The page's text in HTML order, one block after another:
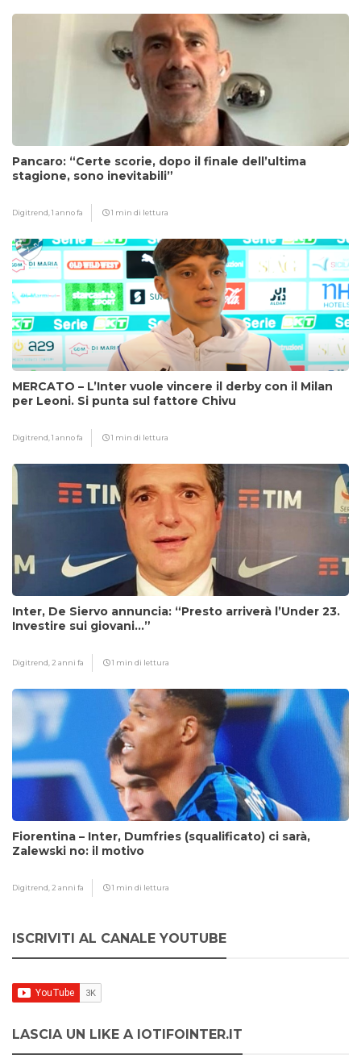
Pancaro: “Certe scorie, dopo il finale dell’ultima
stagione, sono inevitabili”
Digitrend,1 anno fa 1 min di lettura
MERCATO – L’Inter vuole vincere il derby con il Milan
per Leoni. Si punta sul fattore Chivu
Digitrend,1 anno fa 1 min di lettura
Inter, De Siervo annuncia: “Presto arriverà l’Under 23.
Investire sui giovani…”
Digitrend, 2 anni fa 1 min di lettura
Fiorentina – Inter, Dumfries (squalificato) ci sarà,
Zalewski no: il motivo
Digitrend, 2 anni fa 1 min di lettura
ISCRIVITI AL CANALE YOUTUBE
LASCIA UN LIKE A IOTIFOINTER.IT